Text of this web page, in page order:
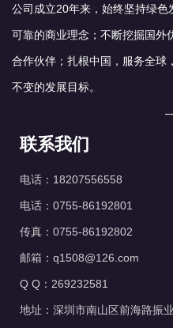
公司成立20年来，始终坚持绿
可靠的商业理念；不断挖掘国外
合作伙伴；扎根中国，服务全球
不变的发展目标。
联系我们
电话：18207556558
电话：0755-86192801
传真：0755-86192802
邮箱：q1508@126.com
Q Q：269232581
地址：深圳市南山区前海路振